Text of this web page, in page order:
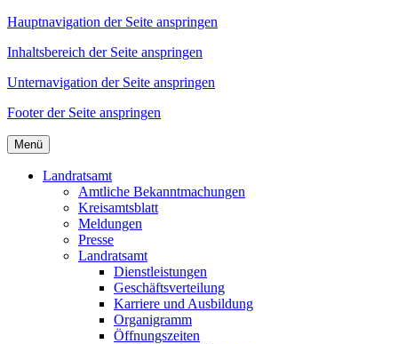
Hauptnavigation der Seite anspringen
Inhaltsbereich der Seite anspringen
Unternavigation der Seite anspringen
Footer der Seite anspringen
Menü
Landratsamt
Amtliche Bekanntmachungen
Kreisamtsblatt
Meldungen
Presse
Landratsamt
Dienstleistungen
Geschäftsverteilung
Karriere und Ausbildung
Organigramm
Öffnungszeiten